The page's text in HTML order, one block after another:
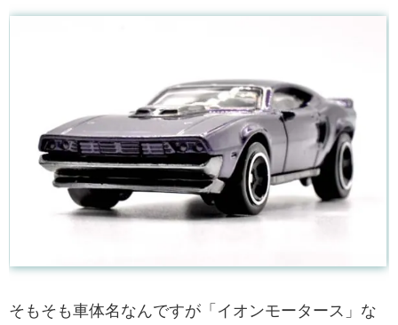
そもそも車体名なんですが「イオンモータース」な